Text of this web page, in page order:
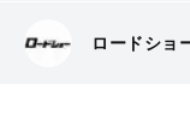
ロードショ